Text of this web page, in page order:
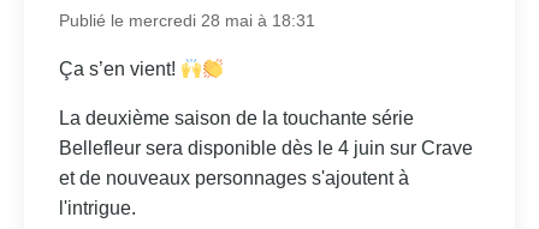
Publié le mercredi 28 mai à 18:31
Ça s’en vient!
La deuxième saison de la touchante série
Bellefleur sera disponible dès le 4 juin sur Crave
et de nouveaux personnages s'ajoutent à
l'intrigue.